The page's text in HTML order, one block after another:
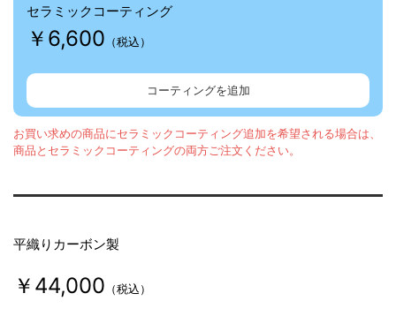
セラミックコーティング
￥6,600 （税込）
コーティングを追加
お買い求めの商品にセラミックコーティング追加を希望される場合は、
商品とセラミックコーティングの両方ご注文ください。
平織りカーボン製
￥44,000 （税込）